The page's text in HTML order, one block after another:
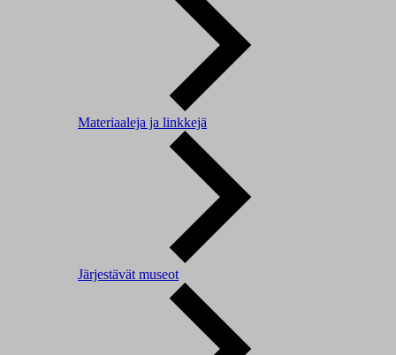
Materiaaleja ja linkkejä
Järjestävät museot